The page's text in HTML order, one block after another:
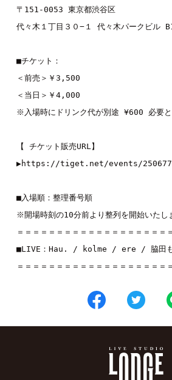
〒151-0053 東京都渋谷区
代々木１丁目３０−１ 代々木パークビル
■チケット：
＜前売＞￥3,500
＜当日＞￥4,000
※入場時にドリンク代が別途 ¥600 必要と
【 チケット販売URL】
▶︎https://tiget.net/events/250677
■入場順：整理番号順
※開場時刻の10分前より整列を開始いたし
＝＝＝＝＝＝＝＝＝＝＝＝＝＝＝＝＝＝＝
■LIVE： Hau. / kolme / ere / 脇田
＝＝＝＝＝＝＝＝＝＝＝＝＝＝＝＝＝＝＝